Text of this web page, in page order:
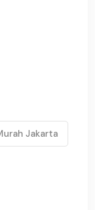
Jakarta